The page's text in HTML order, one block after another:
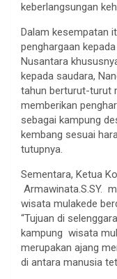
keberlangsungan
Dalam kesempatan
penghargaan
Nusantara
kepada saudara,
tahun berturut-turut
memberikan
sebagai kampung
kembang sesuai
tutupnya.
Sementara, Ketua
Armawinata.S.SY.
wisata mulakede
“Tujuan di
kampung wisata
merupakan ajang
di antara manusia